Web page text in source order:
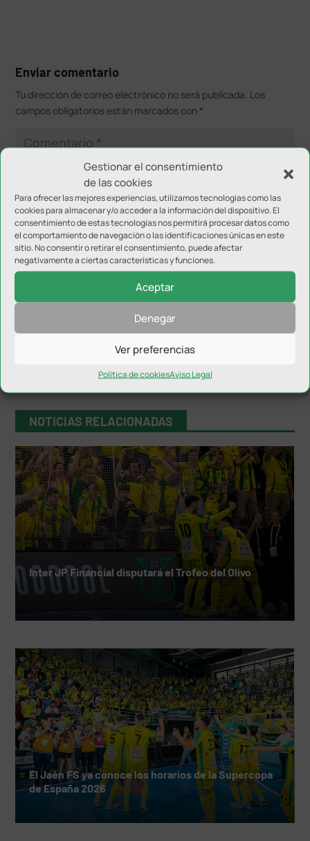
Gestionar el consentimiento
de las cookies
Para ofrecer las mejores experiencias, utilizamos tecnologías como las
cookies para almacenar y/o acceder a la información del dispositivo. El
consentimiento de estas tecnologías nos permitirá procesar datos como
el comportamiento de navegación o las identificaciones únicas en este
sitio. No consentir o retirar el consentimiento, puede afectar
negativamente a ciertas características y funciones.
Aceptar
Denegar
Ver preferencias
Política de cookiesAviso Legal
Enviar comentario
Tu dirección de correo electrónico no será publicada. Los
campos obligatorios están marcados con *
NOTICIAS RELACIONADAS
Inter JP Financial disputará el Trofeo del Olivo
El Jaén FS ya conoce los horarios de la Supercopa
de España 2026